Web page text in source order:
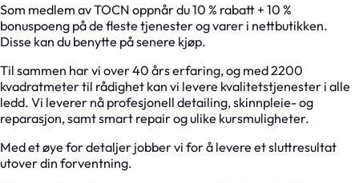
Som medlem av TOCN oppnår du 10 % rabatt + 10 %
bonuspoeng på de fleste tjenester og varer i nettbutikken.
Disse kan du benytte på senere kjøp.
Til sammen har vi over 40 års erfaring, og med 2200
kvadratmeter til rådighet kan vi levere kvalitetstjenester i alle
ledd. Vi leverer nå profesjonell detailing, skinnpleie- og
reparasjon, samt smart repair og ulike kursmuligheter.
Med et øye for detaljer jobber vi for å levere et sluttresultat
utover din forventning.